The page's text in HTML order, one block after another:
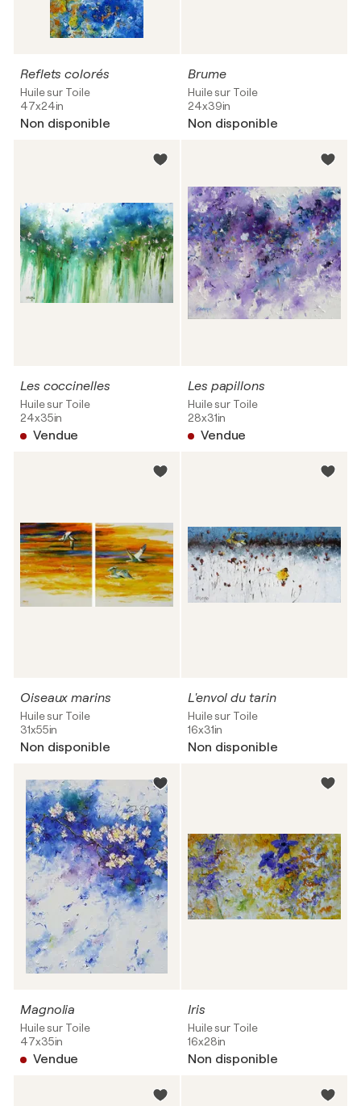
Reflets colorés
Huile sur Toile
47x24in
Non disponible
Brume
Huile sur Toile
24x39in
Non disponible
Les coccinelles
Huile sur Toile
24x35in
Vendue
Les papillons
Huile sur Toile
28x31in
Vendue
Oiseaux marins
Huile sur Toile
31x55in
Non disponible
L'envol du tarin
Huile sur Toile
16x31in
Non disponible
Magnolia
Huile sur Toile
47x35in
Vendue
Iris
Huile sur Toile
16x28in
Non disponible